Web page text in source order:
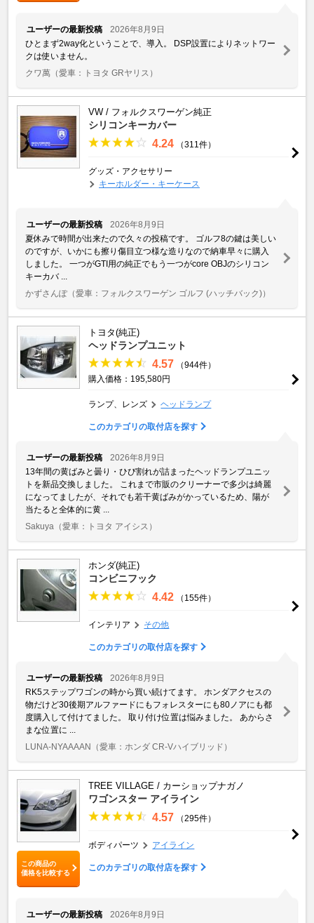
ユーザーの最新投稿
2026年8月9日
ひとまず2way化ということで、導入。 DSP設置によりネットワー
クは使いません。
クワ萬 （愛車：トヨタ GRヤリス）
VW / フォルクスワーゲン純正
シリコンキーカバー
4.24 （311件）
グッズ・アクセサリー
キーホルダー・キーケース
ユーザーの最新投稿
2026年8月9日
夏休みで時間が出来たので久々の投稿です。 ゴルフ8の鍵は美しい
のですが、いかにも擦り傷目立つ様な造りなので納車早々に購入
しました。 一つがGTI用の純正でもう一つがcore OBJのシリコン
キーカバ ...
かずさんぽ（愛車：フォルクスワーゲン ゴルフ (ハッチバック)）
トヨタ(純正)
ヘッドランプユニット
4.57
（944件）
購入価格：195,580円
ランプ、レンズ ヘッドランプ
このカテゴリの取付店を探す
ユーザーの最新投稿
2026年8月9日
13年間の黄ばみと曇り・ひび割れが詰まったヘッドランプユニッ
トを新品交換しました。 これまで市販のクリーナーで多少は綺麗
になってましたが、それでも若干黄ばみがかっているため、陽が
当たると全体的に黄 ...
Sakuya （愛車：トヨタ アイシス）
ホンダ(純正)
コンビニフック
4.42 （155件）
インテリア その他
このカテゴリの取付店を探す
ユーザーの最新投稿
2026年8月9日
RK5ステップワゴンの時から買い続けてます。 ホンダアクセスの
物だけど30後期アルファードにもフォレスターにも80ノアにも都
度購入して付けてました。 取り付け位置は悩みました。 あからさ
まな位置に ...
LUNA-NYAAAAN （愛車：ホンダ CR-Vハイブリッド）
この商品の
価格を比較する
TREE VILLAGE / カーショップナガノ
ワゴンスター アイライン
4.57 （295件）
ボディパーツ アイライン
このカテゴリの取付店を探す
ユーザーの最新投稿 2026年8月9日